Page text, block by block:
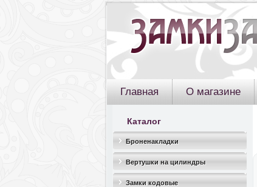
Главная О магазине
Каталог
Броненакладки
Вертушки на цилиндры
Замки кодовые